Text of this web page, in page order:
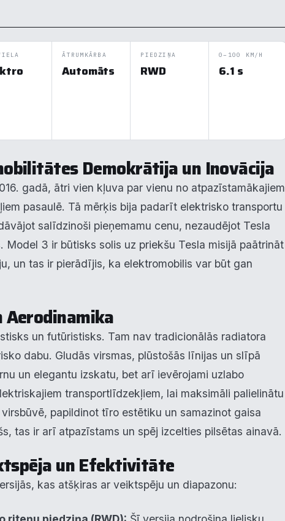
ĀTRUMKĀRBA
Automāts
PIEDZIŅA
RWD
0–100 KM/H
6.1 s
Demokrātija un Inovācija
gadā, ātri vien kļuva par vienu no atpazīstamākajiem
pasaulē. Tā mērķis bija padarīt elektrisko transportu
salīdzinoši pieņemamu cenu, nezaudējot Tesla
3 ir būtisks solis uz priekšu Tesla misijā paātrināt
un tas ir pierādījis, ka elektromobilis var būt gan
Aerodinamika
un futūristisks. Tam nav tradicionālās radiatora
dabu. Gludās virsmas, plūstošās līnijas un slīpā
un elegantu izskatu, bet arī ievērojami uzlabo
transportlīdzekļiem, lai maksimāli palielinātu
papildinot tīro estētiku un samazinot gaisa
tas ir arī atpazīstams un spēj izcelties pilsētas ainavā.
un Efektivitāte
kas atšķiras ar veiktspēju un diapazonu: